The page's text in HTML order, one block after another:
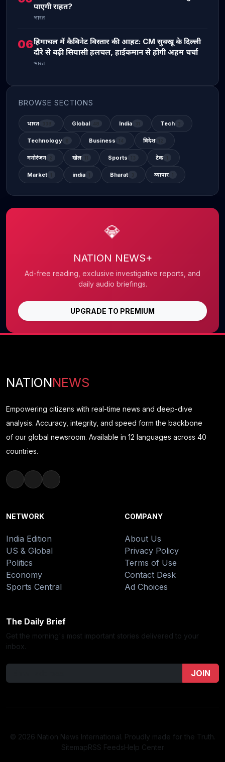
पाएगी राहत?
भारत
06हिमाचल में कैबिनेट विस्तार की आहट: CM सुक्खू के दिल्ली
दौरे से बढ़ी सियासी हलचल, हाईकमान से होगी अहम चर्चा
भारत
BROWSE SECTIONS
भारत Global India Tech
Technology Business विदेश
मनोरंजन खेल Sports टेक
Market india Bharat व्यापार
💎
NATION NEWS+
Ad-free reading, exclusive investigative reports, and
daily audio briefings.
UPGRADE TO PREMIUM
NATIONNEWS
Empowering citizens with real-time news and deep-dive
analysis. Accuracy, integrity, and speed form the backbone
of our global newsroom. Available in 12 languages across 40
countries.
NETWORK
India Edition
US & Global
Politics
Economy
Sports Central
COMPANY
About Us
Privacy Policy
Terms of Use
Contact Desk
Ad Choices
The Daily Brief
Get the morning's most important stories delivered to your
inbox.
JOIN
© 2026 Nation News International. Proudly made for the Truth.
SitemapRSS FeedsHelp Center